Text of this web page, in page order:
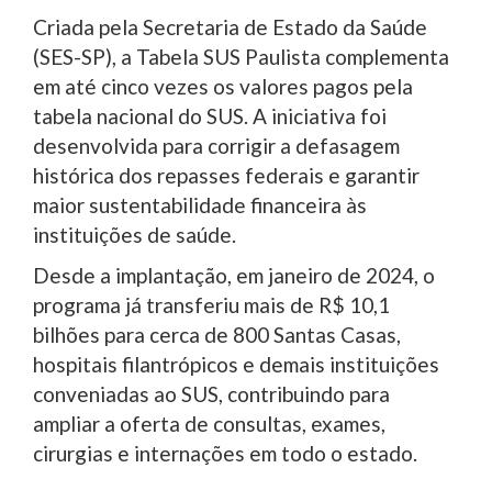
Criada pela Secretaria de Estado da Saúde
(SES-SP), a Tabela SUS Paulista complementa
em até cinco vezes os valores pagos pela
tabela nacional do SUS. A iniciativa foi
desenvolvida para corrigir a defasagem
histórica dos repasses federais e garantir
maior sustentabilidade financeira às
instituições de saúde.
Desde a implantação, em janeiro de 2024, o
programa já transferiu mais de R$ 10,1
bilhões para cerca de 800 Santas Casas,
hospitais filantrópicos e demais instituições
conveniadas ao SUS, contribuindo para
ampliar a oferta de consultas, exames,
cirurgias e internações em todo o estado.